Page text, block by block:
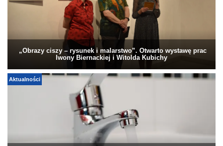
„Obrazy ciszy – rysunek i malarstwo”. Otwarto wystawę prac
Iwony Biernackiej i Witolda Kubichy
Aktualności